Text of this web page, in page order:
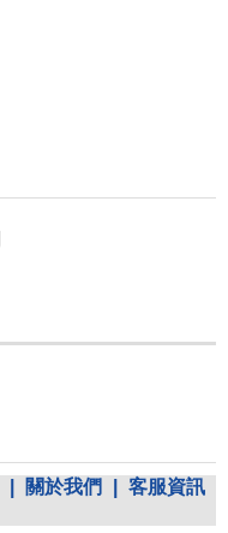
關於我們
客服資訊